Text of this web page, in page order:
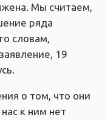
Мы считаем,
ряда
словам,
19
о том, что они
к ним нет